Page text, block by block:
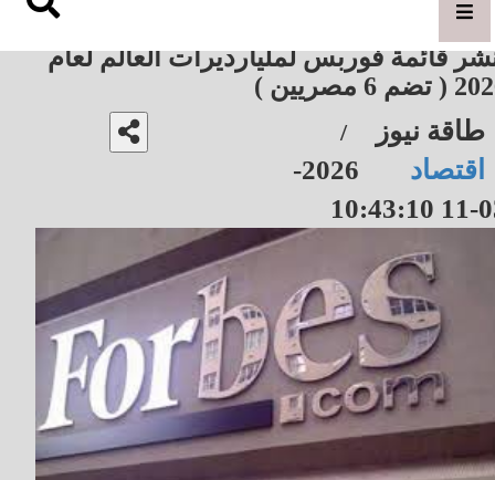
قائمة فوربس لمليارديرات العالم لعام
6 مصريين )
طاقة نيوز /
اقتصاد
2026-
03-11